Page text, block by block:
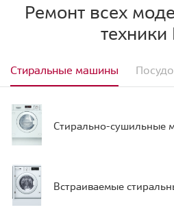
Ремонт всех
Стиральные машины
Стирально-сушильные
Встраиваемые